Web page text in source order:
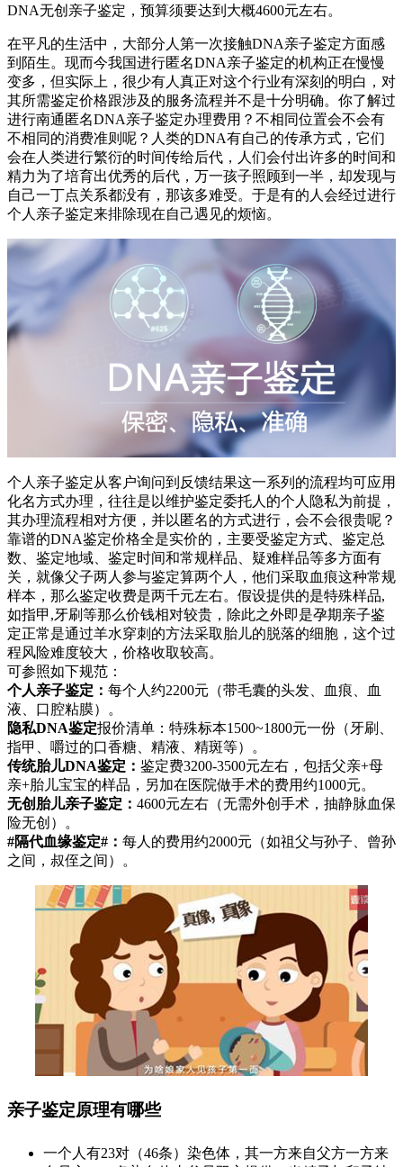
DNA无创亲子鉴定，预算须要达到大概4600元左右。
在平凡的生活中，大部分人第一次接触DNA亲子鉴定方面感
到陌生。现而今我国进行匿名DNA亲子鉴定的机构正在慢慢
变多，但实际上，很少有人真正对这个行业有深刻的明白，对
其所需鉴定价格跟涉及的服务流程并不是十分明确。你了解过
进行南通匿名DNA亲子鉴定办理费用？不相同位置会不会有
不相同的消费准则呢？人类的DNA有自己的传承方式，它们
会在人类进行繁衍的时间传给后代，人们会付出许多的时间和
精力为了培育出优秀的后代，万一孩子照顾到一半，却发现与
自己一丁点关系都没有，那该多难受。于是有的人会经过进行
个人亲子鉴定来排除现在自己遇见的烦恼。
个人亲子鉴定从客户询问到反馈结果这一系列的流程均可应用
化名方式办理，往往是以维护鉴定委托人的个人隐私为前提，
其办理流程相对方便，并以匿名的方式进行，会不会很贵呢？
靠谱的DNA鉴定价格全是实价的，主要受鉴定方式、鉴定总
数、鉴定地域、鉴定时间和常规样品、疑难样品等多方面有
关，就像父子两人参与鉴定算两个人，他们采取血痕这种常规
样本，那么鉴定收费是两千元左右。假设提供的是特殊样品,
如指甲,牙刷等那么价钱相对较贵，除此之外即是孕期亲子鉴
定正常是通过羊水穿刺的方法采取胎儿的脱落的细胞，这个过
程风险难度较大，价格收取较高。
可参照如下规范：
个人亲子鉴定： 每个人约2200元（带毛囊的头发、血痕、血
液、口腔粘膜）。
隐私DNA鉴定报价清单：特殊标本1500~1800元一份（牙刷、
指甲、嚼过的口香糖、精液、精斑等）。
传统胎儿DNA鉴定： 鉴定费3200-3500元左右，包括父亲+母
亲+胎儿宝宝的样品，另加在医院做手术的费用约1000元。
无创胎儿亲子鉴定： 4600元左右（无需外创手术，抽静脉血保
险无创）。
#隔代血缘鉴定#： 每人的费用约2000元（如祖父与孙子、曾孙
之间，叔侄之间）。
亲子鉴定原理有哪些
一个人有23对（46条）染色体，其一方来自父方一方来